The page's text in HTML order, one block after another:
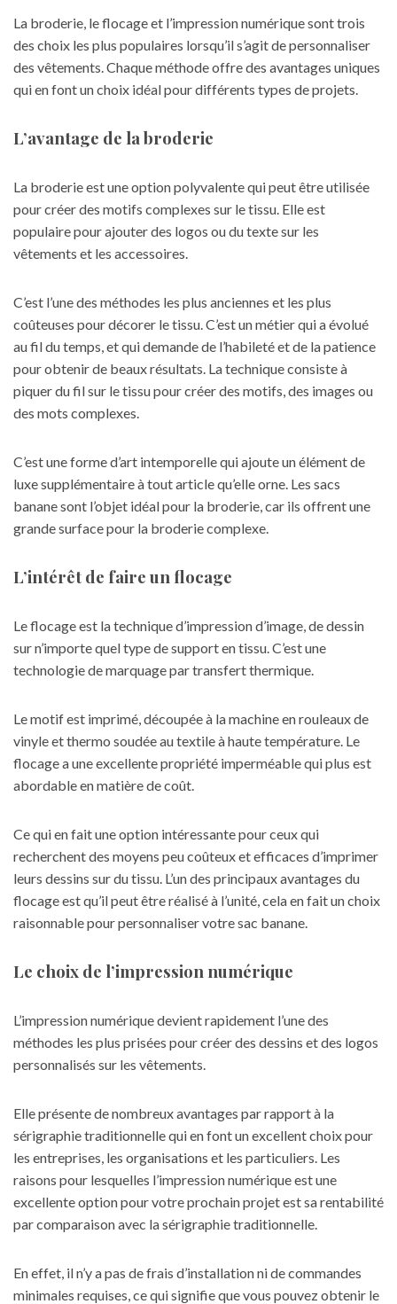
La broderie, le flocage et l’impression numérique sont trois
des choix les plus populaires lorsqu’il s’agit de personnaliser
des vêtements. Chaque méthode offre des avantages uniques
qui en font un choix idéal pour différents types de projets.
L’avantage de la broderie
La broderie est une option polyvalente qui peut être utilisée
pour créer des motifs complexes sur le tissu. Elle est
populaire pour ajouter des logos ou du texte sur les
vêtements et les accessoires.
C’est l’une des méthodes les plus anciennes et les plus
coûteuses pour décorer le tissu. C’est un métier qui a évolué
au fil du temps, et qui demande de l’habileté et de la patience
pour obtenir de beaux résultats. La technique consiste à
piquer du fil sur le tissu pour créer des motifs, des images ou
des mots complexes.
C’est une forme d’art intemporelle qui ajoute un élément de
luxe supplémentaire à tout article qu’elle orne. Les sacs
banane sont l’objet idéal pour la broderie, car ils offrent une
grande surface pour la broderie complexe.
L’intérêt de faire un flocage
Le flocage est la technique d’impression d’image, de dessin
sur n’importe quel type de support en tissu. C’est une
technologie de marquage par transfert thermique.
Le motif est imprimé, découpée à la machine en rouleaux de
vinyle et thermo soudée au textile à haute température. Le
flocage a une excellente propriété imperméable qui plus est
abordable en matière de coût.
Ce qui en fait une option intéressante pour ceux qui
recherchent des moyens peu coûteux et efficaces d’imprimer
leurs dessins sur du tissu. L’un des principaux avantages du
flocage est qu’il peut être réalisé à l’unité, cela en fait un choix
raisonnable pour personnaliser votre sac banane.
Le choix de l’impression numérique
L’impression numérique devient rapidement l’une des
méthodes les plus prisées pour créer des dessins et des logos
personnalisés sur les vêtements.
Elle présente de nombreux avantages par rapport à la
sérigraphie traditionnelle qui en font un excellent choix pour
les entreprises, les organisations et les particuliers. Les
raisons pour lesquelles l’impression numériqueest une
excellente option pour votre prochain projet est sa rentabilité
par comparaison avec la sérigraphie traditionnelle.
En effet, il n’y a pas de frais d’installation ni de commandes
minimales requises, ce qui signifie que vous pouvez obtenir le